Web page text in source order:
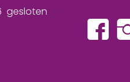
gesloten